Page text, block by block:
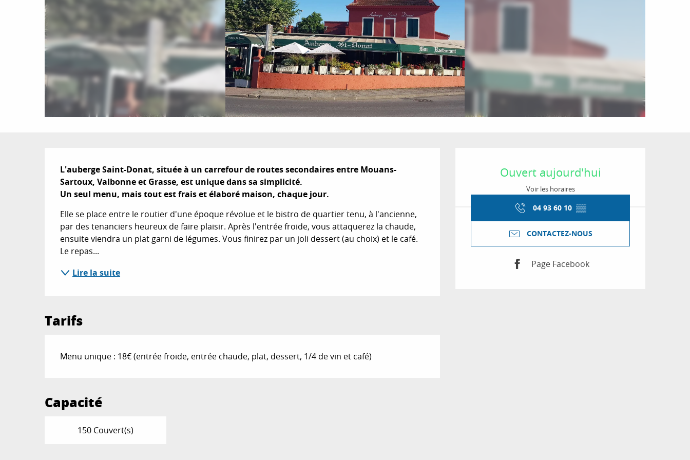
Ouverture et
Ouvert aujourd'hui
Voir les horaires
04 93 60 10 ▒▒
CONTACTEZ-NOUS
Page Facebook
Description
L'auberge Saint-Donat, située à un carrefour de routes secondaires entre Mouans-
Sartoux, Valbonne et Grasse, est unique dans sa simplicité.
Un seul menu, mais tout est frais et élaboré maison, chaque jour.
Elle se place entre le routier d'une époque révolue et le bistro de quartier tenu, à l'ancienne,
par des tenanciers heureux de faire plaisir. Après l'entrée froide, vous attaquerez la chaude,
ensuite viendra un plat garni de légumes. Vous finirez par un joli dessert (au choix) et le café.
Le repas...
Lire la suite
Tarifs
Menu unique : 18€ (entrée froide, entrée chaude, plat, dessert, 1/4 de vin et café)
Capacité
150 Couvert(s)